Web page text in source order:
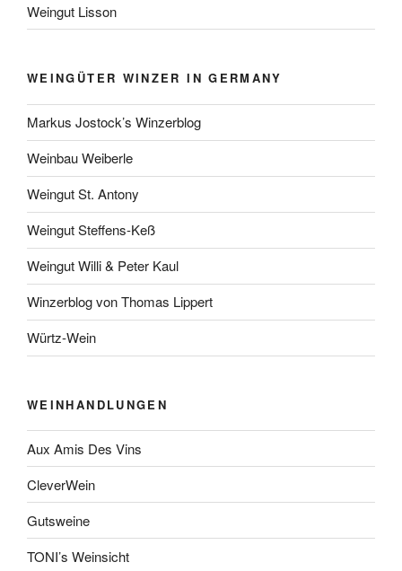
Weingut Lisson
WEINGÜTER WINZER IN GERMANY
Markus Jostock’s Winzerblog
Weinbau Weiberle
Weingut St. Antony
Weingut Steffens-Keß
Weingut Willi & Peter Kaul
Winzerblog von Thomas Lippert
Würtz-Wein
WEINHANDLUNGEN
Aux Amis Des Vins
CleverWein
Gutsweine
TONI’s Weinsicht